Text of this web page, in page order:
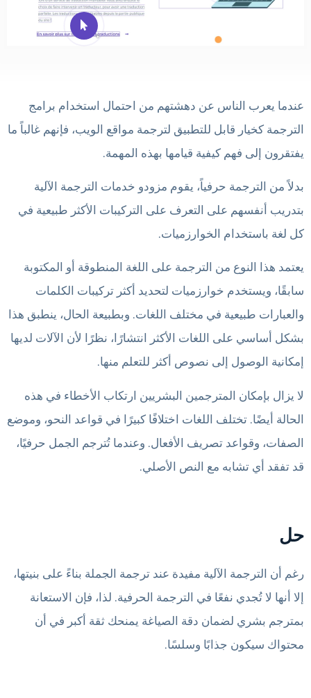
عندما يعرب الناس عن دهشتهم من احتمال استخدام برامج
الترجمة كخيار قابل للتطبيق لترجمة مواقع الويب، فإنهم غالباً ما
يفتقرون إلى فهم كيفية قيامها بهذه المهمة.
بدلاً من الترجمة حرفياً، يقوم مزودو خدمات الترجمة الآلية
بتدريب أنفسهم على التعرف على التركيبات الأكثر طبيعية في
كل لغة باستخدام الخوارزميات.
يعتمد هذا النوع من الترجمة على اللغة المنطوقة أو المكتوبة
سابقًا، ويستخدم خوارزميات لتحديد أكثر تركيبات الكلمات
والعبارات طبيعية في مختلف اللغات. وبطبيعة الحال، ينطبق هذا
بشكل أساسي على اللغات الأكثر انتشارًا، نظرًا لأن الآلات لديها
إمكانية الوصول إلى نصوص أكثر للتعلم منها.
لا يزال بإمكان المترجمين البشريين ارتكاب الأخطاء في هذه
الحالة أيضًا. تختلف اللغات اختلافًا كبيرًا في قواعد النحو، وموضع
الصفات، وقواعد تصريف الأفعال. وعندما تُترجم الجمل حرفيًا،
قد تفقد أي تشابه مع النص الأصلي.
حل
رغم أن الترجمة الآلية مفيدة عند ترجمة الجملة بناءً على بنيتها،
إلا أنها لا تُجدي نفعًا في الترجمة الحرفية. لذا، فإن الاستعانة
بمترجم بشري لضمان دقة الصياغة يمنحك ثقة أكبر في أن
محتواك سيكون جذابًا وسلسًا.